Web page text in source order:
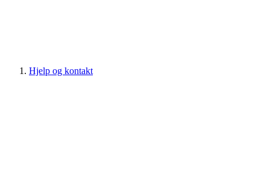
Hjelp og kontakt